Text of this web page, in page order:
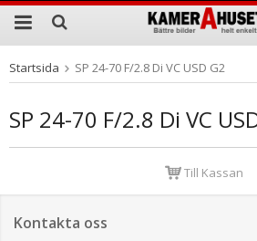
Produkten har blivit tillagd i
Startsida SP 24-70 F/2.8 Di VC USD G2
SP 24-70 F/2.8 Di VC
Till Kassan
Kontakta oss